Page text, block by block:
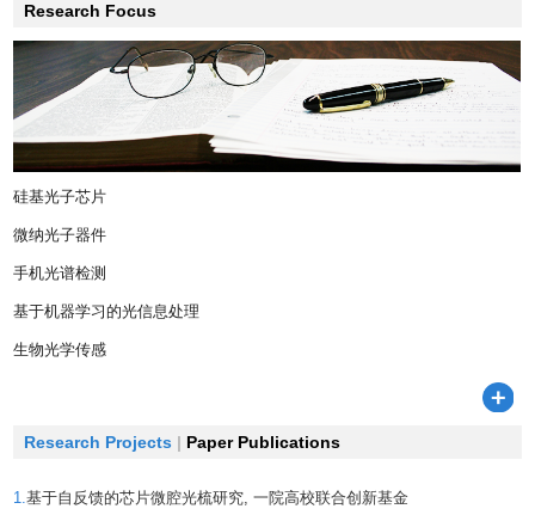
Research Focus
硅基光子芯片
微纳光子器件
手机光谱检测
基于机器学习的光信息处理
生物光学传感
Research Projects | Paper Publications
1.基于自反馈的芯片微腔光梳研究, 一院高校联合创新基金